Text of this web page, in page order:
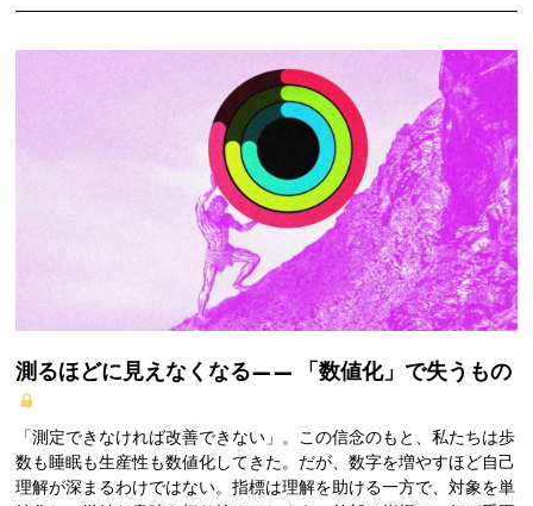
測るほどに見えなくなる—— 「数値化」で失うもの
「測定できなければ改善できない」。この信念のもと、私たちは歩
数も睡眠も生産性も数値化してきた。だが、数字を増やすほど自己
理解が深まるわけではない。指標は理解を助ける一方で、対象を単